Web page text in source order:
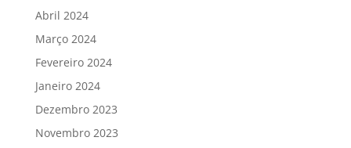
Abril 2024
Março 2024
Fevereiro 2024
Janeiro 2024
Dezembro 2023
Novembro 2023